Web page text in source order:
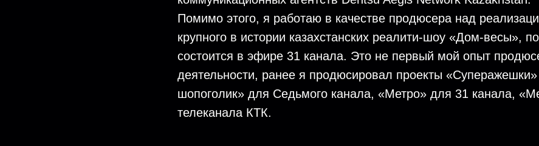
Помимо этого, я работаю в качестве продюсера над
крупного в истории казахстанских реалити-шоу «Дом-весы»,
состоится в эфире 31 канала. Это не первый мой опыт
деятельности, ранее я продюсировал проекты
шопоголик» для Седьмого канала, «Метро» для 31 канала,
телеканала КТК.